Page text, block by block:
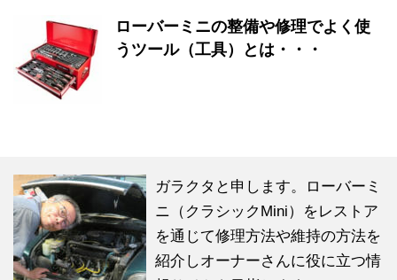
ローバーミニの整備や修理でよく使
うツール（工具）とは・・・
ガラクタと申します。ローバーミ
ニ（クラシックMini）をレストア
を通じて修理方法や維持の方法を
紹介しオーナーさんに役に立つ情